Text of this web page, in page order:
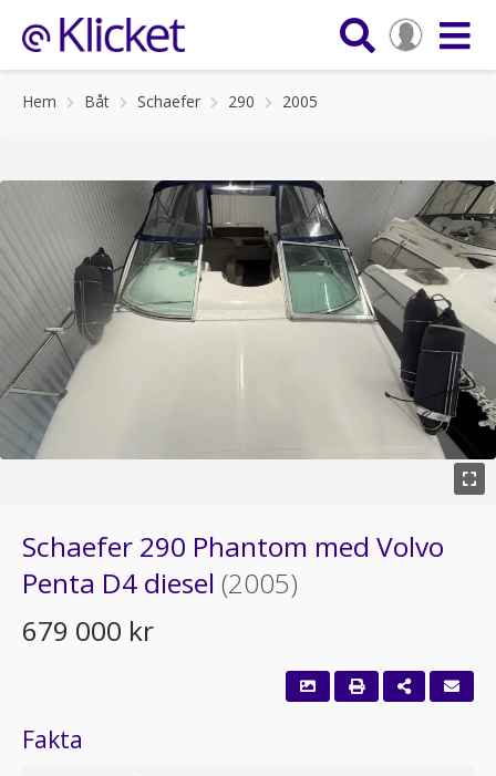
Hem Båt Schaefer 290 2005
Schaefer 290 Phantom med Volvo
Penta D4 diesel (2005)
679 000 kr
Fakta